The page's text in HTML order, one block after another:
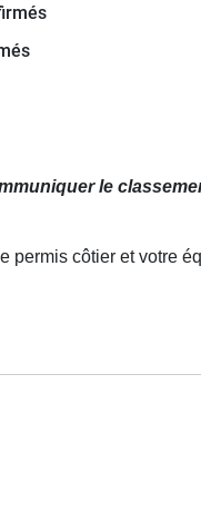
le
permis côtier et votre